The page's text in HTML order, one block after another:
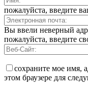
пожалуйста, введите
Вы ввели неверный
пожалуйста, введите
сохраните мое имя,
этом браузере для